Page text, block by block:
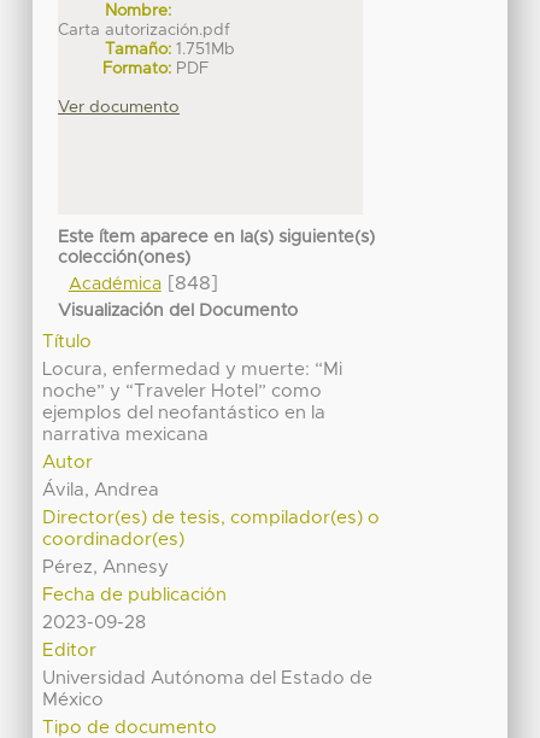
Nombre:
Carta autorización.pdf
Tamaño: 1.751Mb
Formato: PDF
Ver documento
Este ítem aparece en la(s) siguiente(s)
colección(ones)
Académica[848]
Visualización del Documento
Título
Locura, enfermedad y muerte: “Mi
noche” y “Traveler Hotel” como
ejemplos del neofantástico en la
narrativa mexicana
Autor
Ávila, Andrea
Director(es) de tesis, compilador(es) o
coordinador(es)
Pérez, Annesy
Fecha de publicación
2023-09-28
Editor
Universidad Autónoma del Estado de
México
Tipo de documento